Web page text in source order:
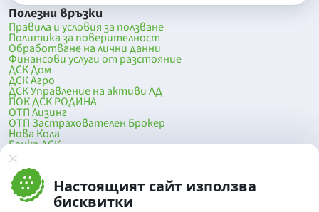
Настоящият сайт използва
бисквитки
Полезни връзки
Правила и условия за ползване
Политика за поверителност
Обработване на лични данни
Финансови услуги от разстояние
ДСК Дом
ДСК Агро
ДСК Управление на активи АД
ПОК ДСК РОДИНА
ОТП Лизинг
ОТП Застрахователен Брокер
Нова Кола
Банка ДСК
DSK Mobile
Оферти за продажба от Банка ДСК
Клонова мрежа и банкомати
До началото на страницата